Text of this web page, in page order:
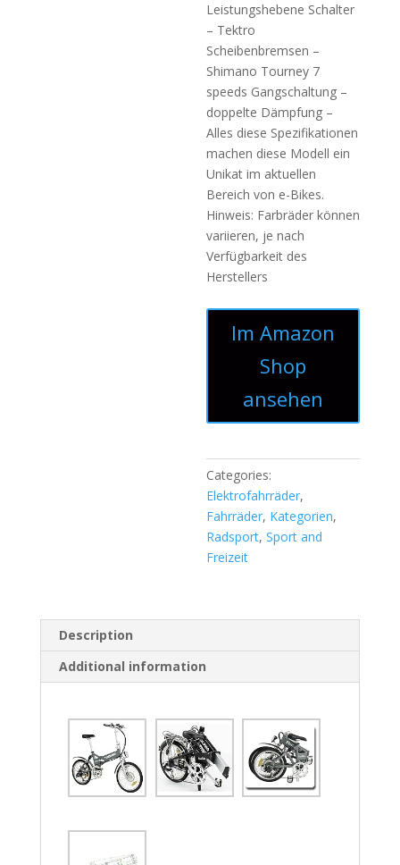
Leistungshebene Schalter
– Tektro
Scheibenbremsen –
Shimano Tourney 7
speeds Gangschaltung –
doppelte Dämpfung –
Alles diese Spezifikationen
machen diese Modell ein
Unikat im aktuellen
Bereich von e-Bikes.
Hinweis: Farbräder können
variieren, je nach
Verfügbarkeit des
Herstellers
Im Amazon
Shop
ansehen
Categories:
Elektrofahrräder,
Fahrräder, Kategorien,
Radsport,Sport and
Freizeit
Description
Additional information